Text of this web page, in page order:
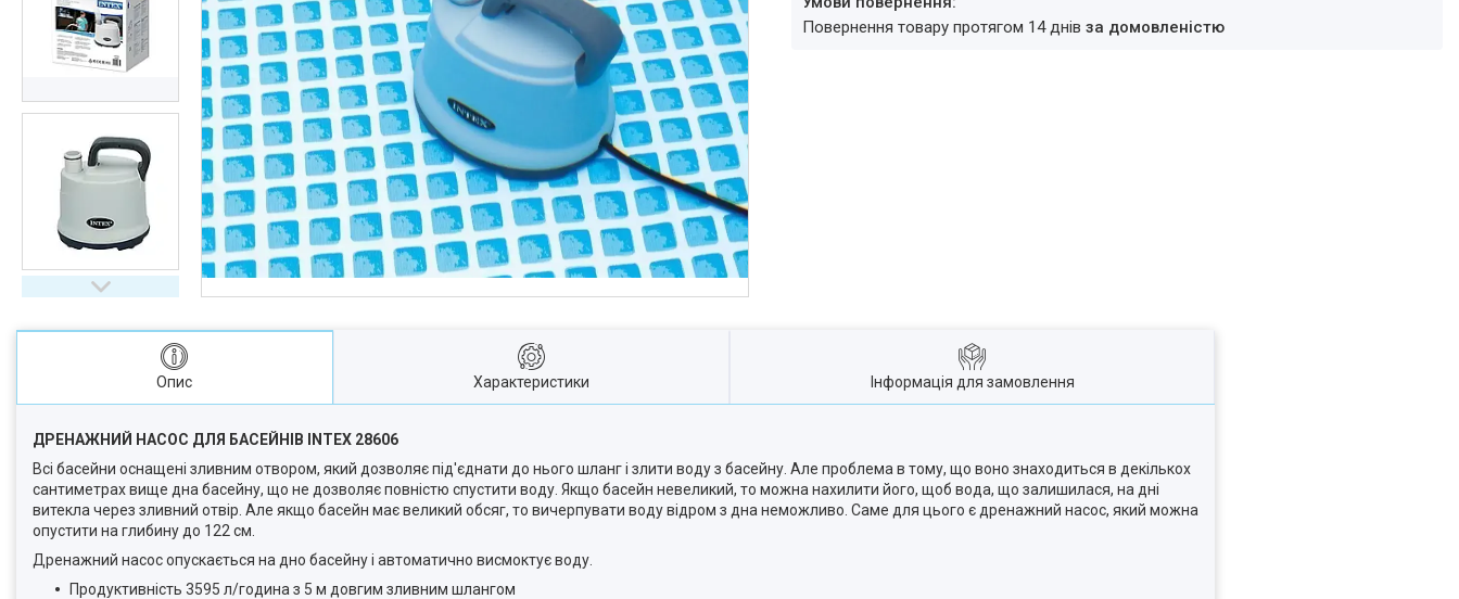
повернення товару протягом 14 днівза домовленістю
Опис Характеристики Інформація для замовлення
ДРЕНАЖНИЙ НАСОС ДЛЯ БАСЕЙНІВ INTEX 28606
Всі басейни оснащені зливним отвором, який дозволяє під'єднати до нього шланг і злити воду з басейну. Але проблема в тому, що воно знаходиться в декількох
сантиметрах вище дна басейну, що не дозволяє повністю спустити воду. Якщо басейн невеликий, то можна нахилити його, щоб вода, що залишилася, на дні
витекла через зливний отвір. Але якщо басейн має великий обсяг, то вичерпувати воду відром з дна неможливо. Саме для цього є дренажний насос, який можна
опустити на глибину до 122 см.
Дренажний насос опускається на дно басейну і автоматично висмоктує воду.
Продуктивність 3595 л/година з 5 м довгим зливним шлангом